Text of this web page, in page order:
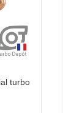
turbo